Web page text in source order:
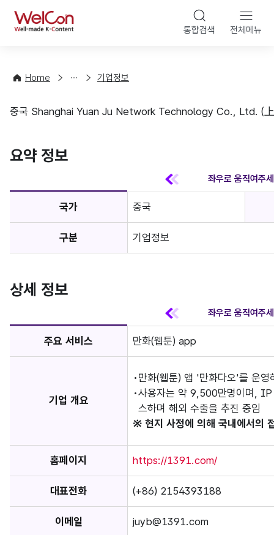
WelCon 통합검색 전체메뉴
Home
컨
팅
해
기
정
기업정보
기업정보
중국 Shanghai Yuan Ju Network Technology Co., Ltd. (
요약 정보
국가 중국
구분 기업정보
상세 정보
주요 서비스 만화(웹툰) app
기업 개요
만화(웹툰) 앱 '만화다오'를 운영
사용자는 약 9,500만명이며,
스하며 해외 수출을 추진 중임
※ 현지 사정에 의해 국내에서의
홈페이지 https://1391.com/
대표전화 (+86) 2154393188
이메일 juyb@1391.com